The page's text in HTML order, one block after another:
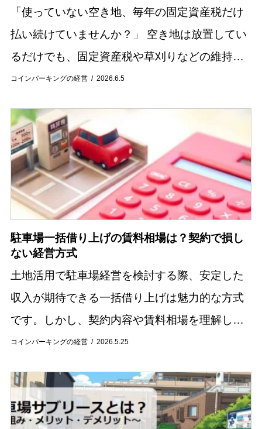
コインパーキングの経営 2026.6.5
「使っていない空き地、毎年の固定資産税だけ
払い続けていませんか？」 空き地は放置してい
るだけでも、固定資産税や草刈りなどの維持費
が発生し続けます。 さらに管理が行き届かない
ラブル...
コインパーキングの経営 2026.5.25
駐車場一括借り上げの賃料相場は？契約で損し
ない経営方式
土地活用で駐車場経営を検討する際、安定した
収入が期待できる一括借り上げは魅力的な方式
です。しかし、契約内容や賃料相場を理解しな
いまま始めると、期待通りの収益が得られない
括借り上...